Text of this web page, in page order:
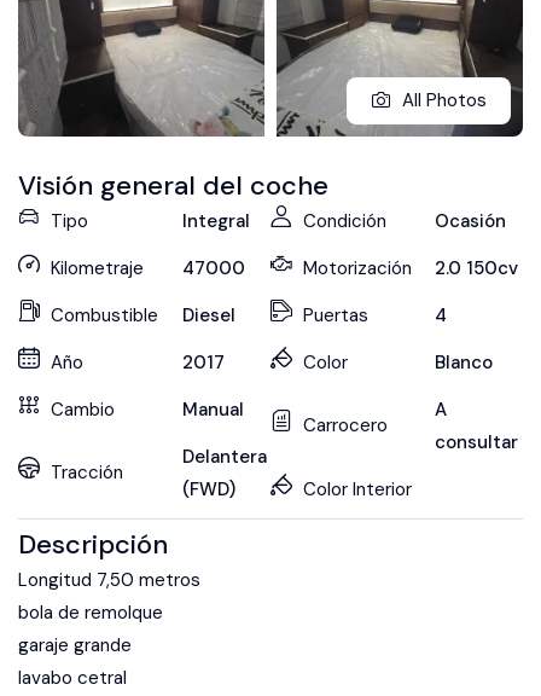
All Photos
Visión general del coche
Tipo
Integral
Kilometraje
47000
Combustible
Diesel
Año
2017
Cambio
Manual
Tracción
Delantera
(FWD)
Condición
Ocasión
Motorización
2.0 150cv
Puertas
4
Color
Blanco
Carrocero
A
consultar
Color Interior
Descripción
Longitud 7,50 metros
bola de remolque
garaje grande
lavabo cetral